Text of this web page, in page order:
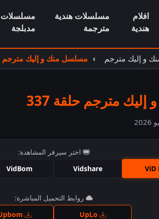
افلام
هندية
مسلسلات هندية
مترجمة
مسلسلات
مدبلجة
و إليك مترجم مسلسل منك و إليك مترجم
مترجم حلقة 337
اختر سيرفر المشاهدة:
ViD
Vidshare
VidBom
اضغط للمشاهدة
روابط التحميل المباشرة: